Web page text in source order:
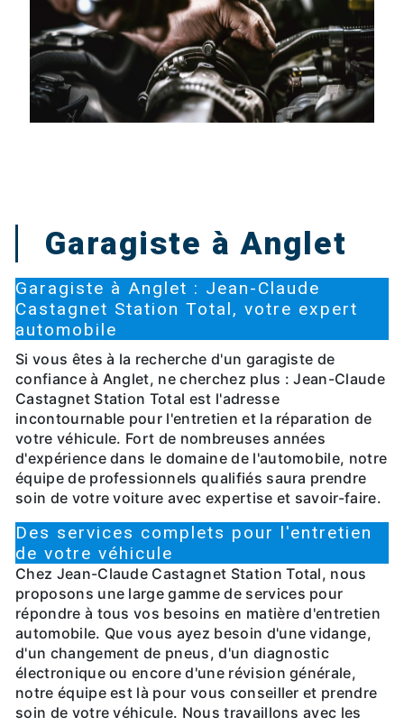
Garagiste à Anglet
Garagiste à Anglet : Jean-Claude
Castagnet Station Total, votre expert
automobile
Si vous êtes à la recherche d'un garagiste de
confiance à Anglet, ne cherchez plus : Jean-Claude
Castagnet Station Total est l'adresse
incontournable pour l'entretien et la réparation de
votre véhicule. Fort de nombreuses années
d'expérience dans le domaine de l'automobile, notre
équipe de professionnels qualifiés saura prendre
soin de votre voiture avec expertise et savoir-faire.
Des services complets pour l'entretien
de votre véhicule
Chez Jean-Claude Castagnet Station Total, nous
proposons une large gamme de services pour
répondre à tous vos besoins en matière d'entretien
automobile. Que vous ayez besoin d'une vidange,
d'un changement de pneus, d'un diagnostic
électronique ou encore d'une révision générale,
notre équipe est là pour vous conseiller et prendre
soin de votre véhicule. Nous travaillons avec les